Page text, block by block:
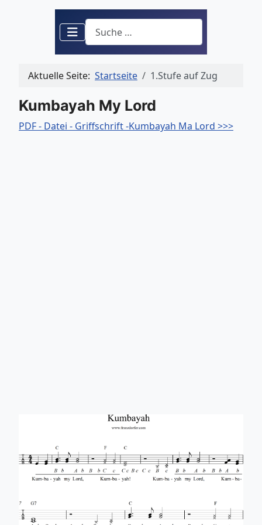
Suchen
Aktuelle Seite: Startseite 1.Stufe auf Zug
Kumbayah My Lord
PDF - Datei - Griffschrift -Kumbayah Ma Lord >>>